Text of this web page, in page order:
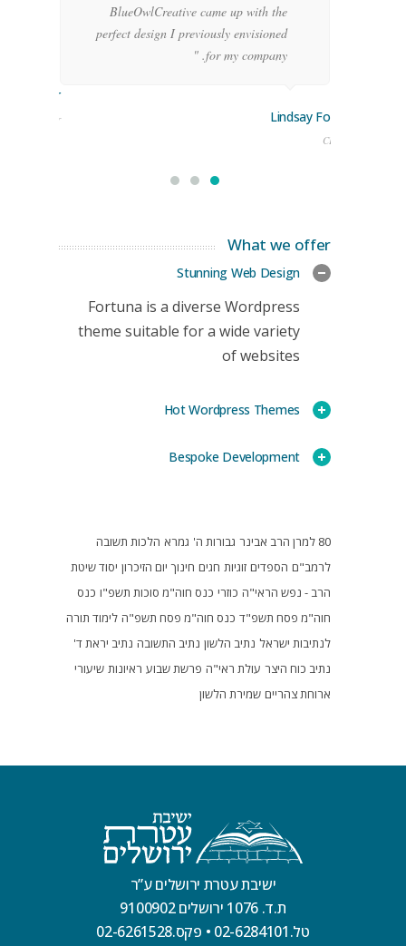
BlueOwlCreative came up with the
perfect design I previously envisioned
for my company. "
Lindsay Ford
CEO
Stoner
Manager
What we offer
Stunning Web Design
Fortuna is a diverse Wordpress
theme suitable for a wide variety
of websites
Hot Wordpress Themes
Bespoke Development
80 למרן הרב אבינר גבורות ה' גמרא הלכות תשובה
לרמב"ם הספדים זוגיות חגים חינוך יום הזיכרון יסוד שיטת
הרב - נפש הראי"ה כוזרי כנס חוה"מ סוכות תשפ"ו כנס
חוה"מ פסח תשפ"ד כנס חוה"מ פסח תשפ"ה לימוד תורה
לנתיבות ישראל נתיב הלשון נתיב התשובה נתיב יראת ד'
נתיב כוח היצר עולת ראי"ה פרשת שבוע ראיונות שיעורי
ארוחת צהריים שמירת הלשון
ישיבת עטרת ירושלים ע”ר
ת.ד. 1076 ירושלים 9100902
טל.02-6284101
• פקס.02-6261528